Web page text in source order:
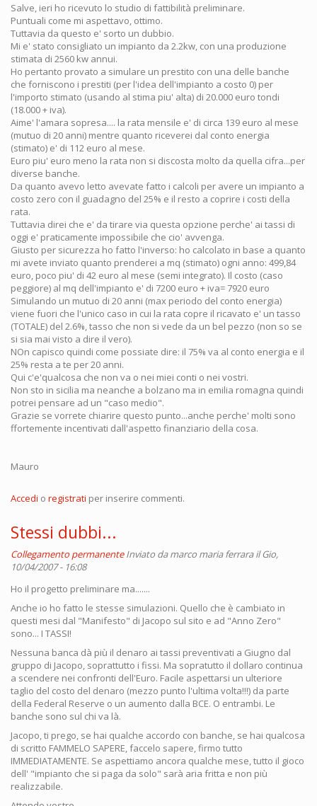
Salve, ieri ho ricevuto lo studio di fattibilità preliminare.
Puntuali come mi aspettavo, ottimo.
Tuttavia da questo e' sorto un dubbio.
Mi e' stato consigliato un impianto da 2.2kw, con una produzione
stimata di 2560 kw annui.
Ho pertanto provato a simulare un prestito con una delle banche
che forniscono i prestiti (per l'idea dell'impianto a costo 0) per
l'importo stimato (usando al stima piu' alta) di 20.000 euro tondi
(18.000 + iva).
Aime' l'amara sopresa.... la rata mensile e' di circa 139 euro al mese
(mutuo di 20 anni) mentre quanto riceverei dal conto energia
(stimato) e' di 112 euro al mese.
Euro piu' euro meno la rata non si discosta molto da quella cifra...per
diverse banche.
Da quanto avevo letto avevate fatto i calcoli per avere un impianto a
costo zero con il guadagno del 25% e il resto a coprire i costi della
rata.
Tuttavia direi che e' da tirare via questa opzione perche' ai tassi di
oggi e' praticamente impossibile che cio' avvenga.
Giusto per sicurezza ho fatto l'inverso: ho calcolato in base a quanto
mi avete inviato quanto prenderei a mq (stimato) ogni anno: 499,84
euro, poco piu' di 42 euro al mese (semi integrato). Il costo (caso
peggiore) al mq dell'impianto e' di 7200 euro + iva= 7920 euro
Simulando un mutuo di 20 anni (max periodo del conto energia)
viene fuori che l'unico caso in cui la rata copre il ricavato e' un tasso
(TOTALE) del 2.6%, tasso che non si vede da un bel pezzo (non so se
si sia mai visto a dire il vero).
NOn capisco quindi come possiate dire: il 75% va al conto energia e il
25% resta a te per 20 anni.
Qui c'e'qualcosa che non va o nei miei conti o nei vostri.
Non sto in sicilia ma neanche a bolzano ma in emilia romagna quindi
potrei pensare ad un "caso medio".
Grazie se vorrete chiarire questo punto...anche perche' molti sono
ffortemente incentivati dall'aspetto finanziario della cosa.
Mauro
Accedi o registrati per inserire commenti.
Stessi dubbi...
Collegamento permanente Inviato damarco maria ferrarail Gio,
10/04/2007 - 16:08
Ho il progetto preliminare ma.......
Anche io ho fatto le stesse simulazioni. Quello che è cambiato in
questi mesi dal "Manifesto" di Jacopo sul sito e ad "Anno Zero"
sono... I TASSI!
Nessuna banca dà più il denaro ai tassi preventivati a Giugno dal
gruppo di Jacopo, soprattutto i fissi. Ma sopratutto il dollaro continua
a scendere nei confronti dell'Euro. Facile aspettarsi un ulteriore
taglio del costo del denaro (mezzo punto l'ultima volta!!!) da parte
della Federal Reserve o un aumento dalla BCE. O entrambi. Le
banche sono sul chi va là.
Jacopo, ti prego, se hai qualche accordo con banche, se hai qualcosa
di scritto FAMMELO SAPERE, faccelo sapere, firmo tutto
IMMEDIATAMENTE. Se aspettiamo ancora qualche mese, tutto il gioco
dell' "impianto che si paga da solo" sarà aria fritta e non più
realizzabile.